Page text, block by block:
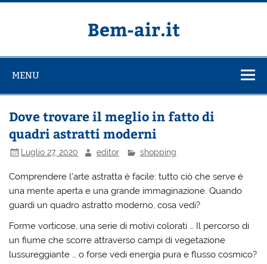
Salta
Bem-air.it
MENU
Dove trovare il meglio in fatto di
quadri astratti moderni
Luglio 27, 2020 editor shopping
Comprendere l’arte astratta è facile: tutto ciò che serve è
una mente aperta e una grande immaginazione. Quando
guardi un quadro astratto moderno, cosa vedi?
Forme vorticose, una serie di motivi colorati … Il percorso di
un fiume che scorre attraverso campi di vegetazione
lussureggiante … o forse vedi energia pura e flusso cosmico?